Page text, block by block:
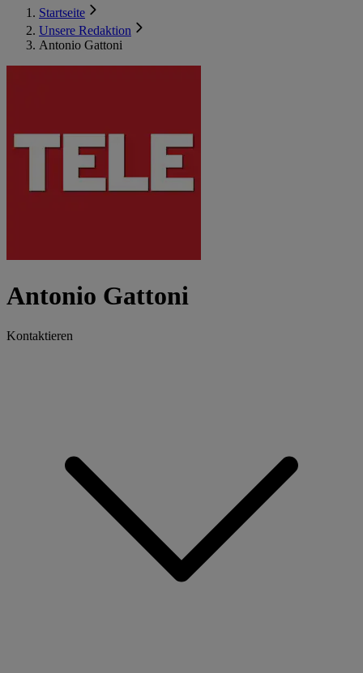
Startseite
Unsere Redaktion
Antonio Gattoni
Antonio Gattoni
Kontaktieren